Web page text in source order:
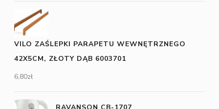
VILO ZAŚLEPKI PARAPETU WEWNĘTRZNEGO
42X5CM, ZŁOTY DĄB 6003701
6,80zł
RAVANSON CB-1707